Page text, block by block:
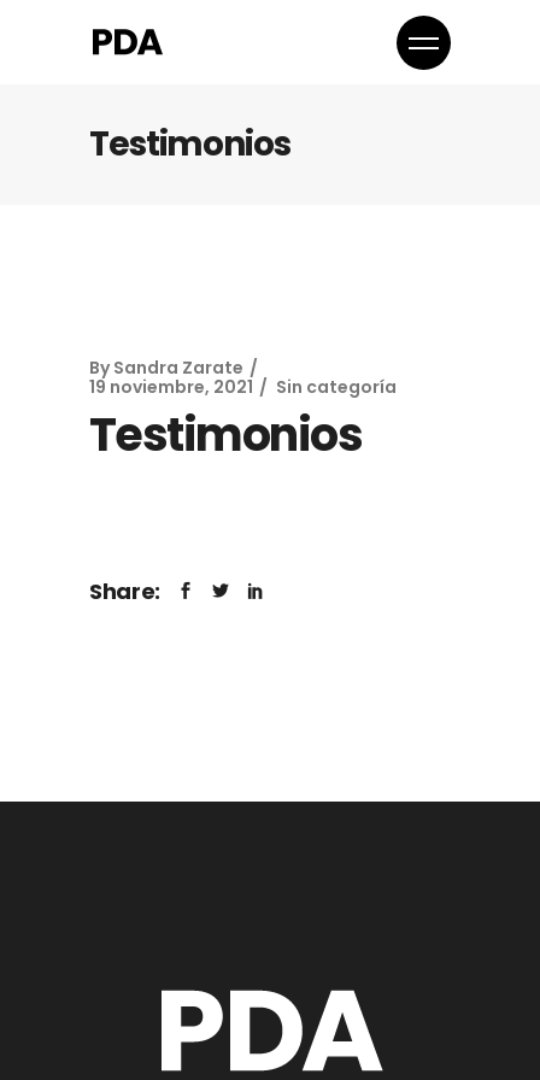
Testimonios
By Sandra Zarate
19 noviembre, 2021
Sin categoría
Testimonios
Share: